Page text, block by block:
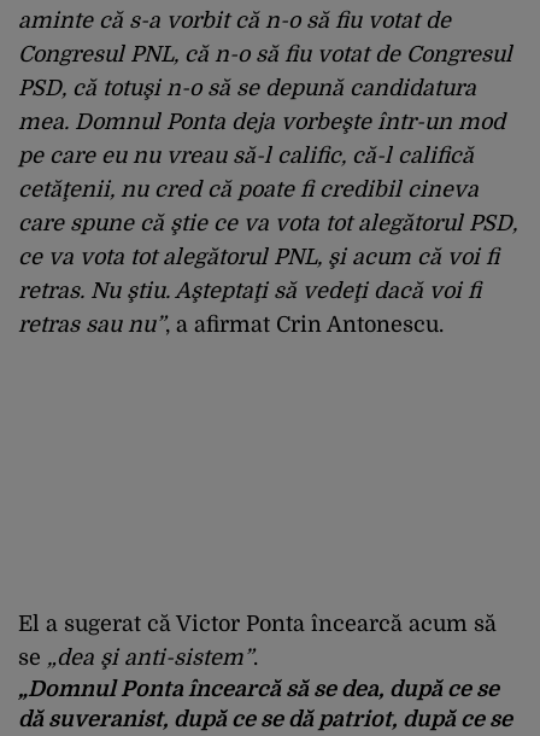
aminte că s-a vorbit că n-o să fiu votat de
Congresul PNL, că n-o să fiu votat de Congresul
PSD, că totuşi n-o să se depună candidatura
mea. Domnul Ponta deja vorbeşte într-un mod
pe care eu nu vreau să-l calific, că-l califică
cetăţenii, nu cred că poate fi credibil cineva
care spune că ştie ce va vota tot alegătorul PSD,
ce va vota tot alegătorul PNL, şi acum că voi fi
retras. Nu ştiu. Aşteptaţi să vedeţi dacă voi fi
retras sau nu”, a afirmat Crin Antonescu.
El a sugerat că Victor Ponta încearcă acum să
se „dea şi anti-sistem”.
„Domnul Ponta încearcă să se dea, după ce se
dă suveranist, după ce se dă patriot, după ce se